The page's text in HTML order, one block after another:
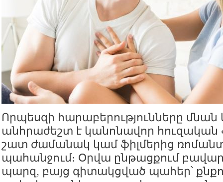
Որպեսզի հարաբերությունները մնան
անհրաժեշտ է կանոնավոր հուզական
շատ ժամանակ կամ ֆիլմերից
պահանջում։ Օրվա ընթացքում
պարզ, բայց գիտակցված պահեր՝